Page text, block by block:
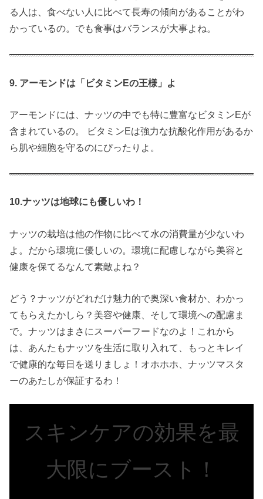
る人は、食べない人に比べて長寿の傾向があることがわ
かっているの。でも食事はバランスが大事よね。
9. アーモンドは「ビタミンEの王様」よ
アーモンドには、ナッツの中でも特に豊富なビタミンEが
含まれているの。 ビタミンEは強力な抗酸化作用があるか
ら肌や細胞を守るのにぴったりよ。
10.ナッツは地球にも優しいわ！
ナッツの栽培は他の作物に比べて水の消費量が少ないわ
よ。だから環境に優しいの。環境に配慮しながら美容と
健康を保てるなんて素敵よね？
どう？ナッツがどれだけ魅力的で奥深い食材か、わかっ
てもらえたかしら？美容や健康、そして環境への配慮ま
で。ナッツはまさにスーパーフードなのよ！これから
は、あんたもナッツを生活に取り入れて、もっとキレイ
で健康的な毎日を送りましょ！オホホホ、ナッツマスタ
ーのあたしが保証するわ！
スキンケアの効果を最
大限にブースト！